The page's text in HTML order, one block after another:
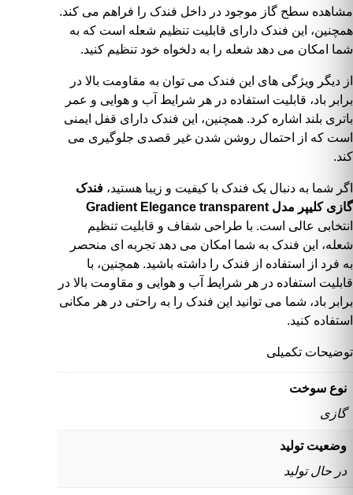
مشاهده سطح گاز موجود در داخل فندک را فراهم می کند.
همچنین، این فندک دارای قابلیت تنظیم شعله است که به
شما امکان می دهد شعله را به دلخواه خود تنظیم کنید.
از دیگر ویژگی های این فندک می توان به مقاومت بالا در
برابر باد، قابلیت استفاده در هر شرایط آب و هوایی و عمر
باتری بلند اشاره کرد. همچنین، این فندک دارای قفل ایمنی
است که از احتمال روشن شدن غیر قصدی جلوگیری می
کند.
اگر شما به دنبال یک فندک با کیفیت و زیبا هستید، فندک
گازی کلیپر مدل Gradient Elegance transparent
انتخابی عالی است. با طراحی شفاف و قابلیت تنظیم
شعله، این فندک به شما امکان می دهد تجربه ای منحصر
به فرد از استفاده از فندک را داشته باشید. همچنین، با
قابلیت استفاده در هر شرایط آب و هوایی و مقاومت بالا در
برابر باد، شما می توانید این فندک را به راحتی در هر مکانی
استفاده کنید.
توضیحات تکمیلی
نوع سوخت
گازی
وضعیت تولید
در حال تولید